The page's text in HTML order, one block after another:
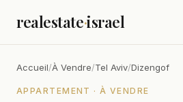
realestate·israel
Accueil/À Vendre/Tel Aviv/Dizengof
APPARTEMENT · À VENDRE